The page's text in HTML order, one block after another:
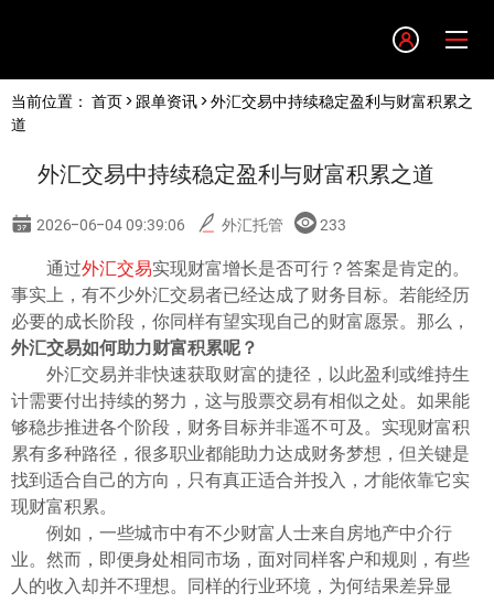
English
简体中文
한글
日本語
Tiếng việt
ไทย
当前位置： 首页> 跟单资讯> 外汇交易中持续稳定盈利与财富积累之
道
外汇交易中持续稳定盈利与财富积累之道
2026-06-04 09:39:06 外汇托管 233
通过外汇交易实现财富增长是否可行？答案是肯定的。
事实上，有不少外汇交易者已经达成了财务目标。若能经历
必要的成长阶段，你同样有望实现自己的财富愿景。那么，
外汇交易如何助力财富积累呢？
外汇交易并非快速获取财富的捷径，以此盈利或维持生
计需要付出持续的努力，这与股票交易有相似之处。如果能
够稳步推进各个阶段，财务目标并非遥不可及。实现财富积
累有多种路径，很多职业都能助力达成财务梦想，但关键是
找到适合自己的方向，只有真正适合并投入，才能依靠它实
现财富积累。
例如，一些城市中有不少财富人士来自房地产中介行
业。然而，即便身处相同市场，面对同样客户和规则，有些
人的收入却并不理想。同样的行业环境，为何结果差异显